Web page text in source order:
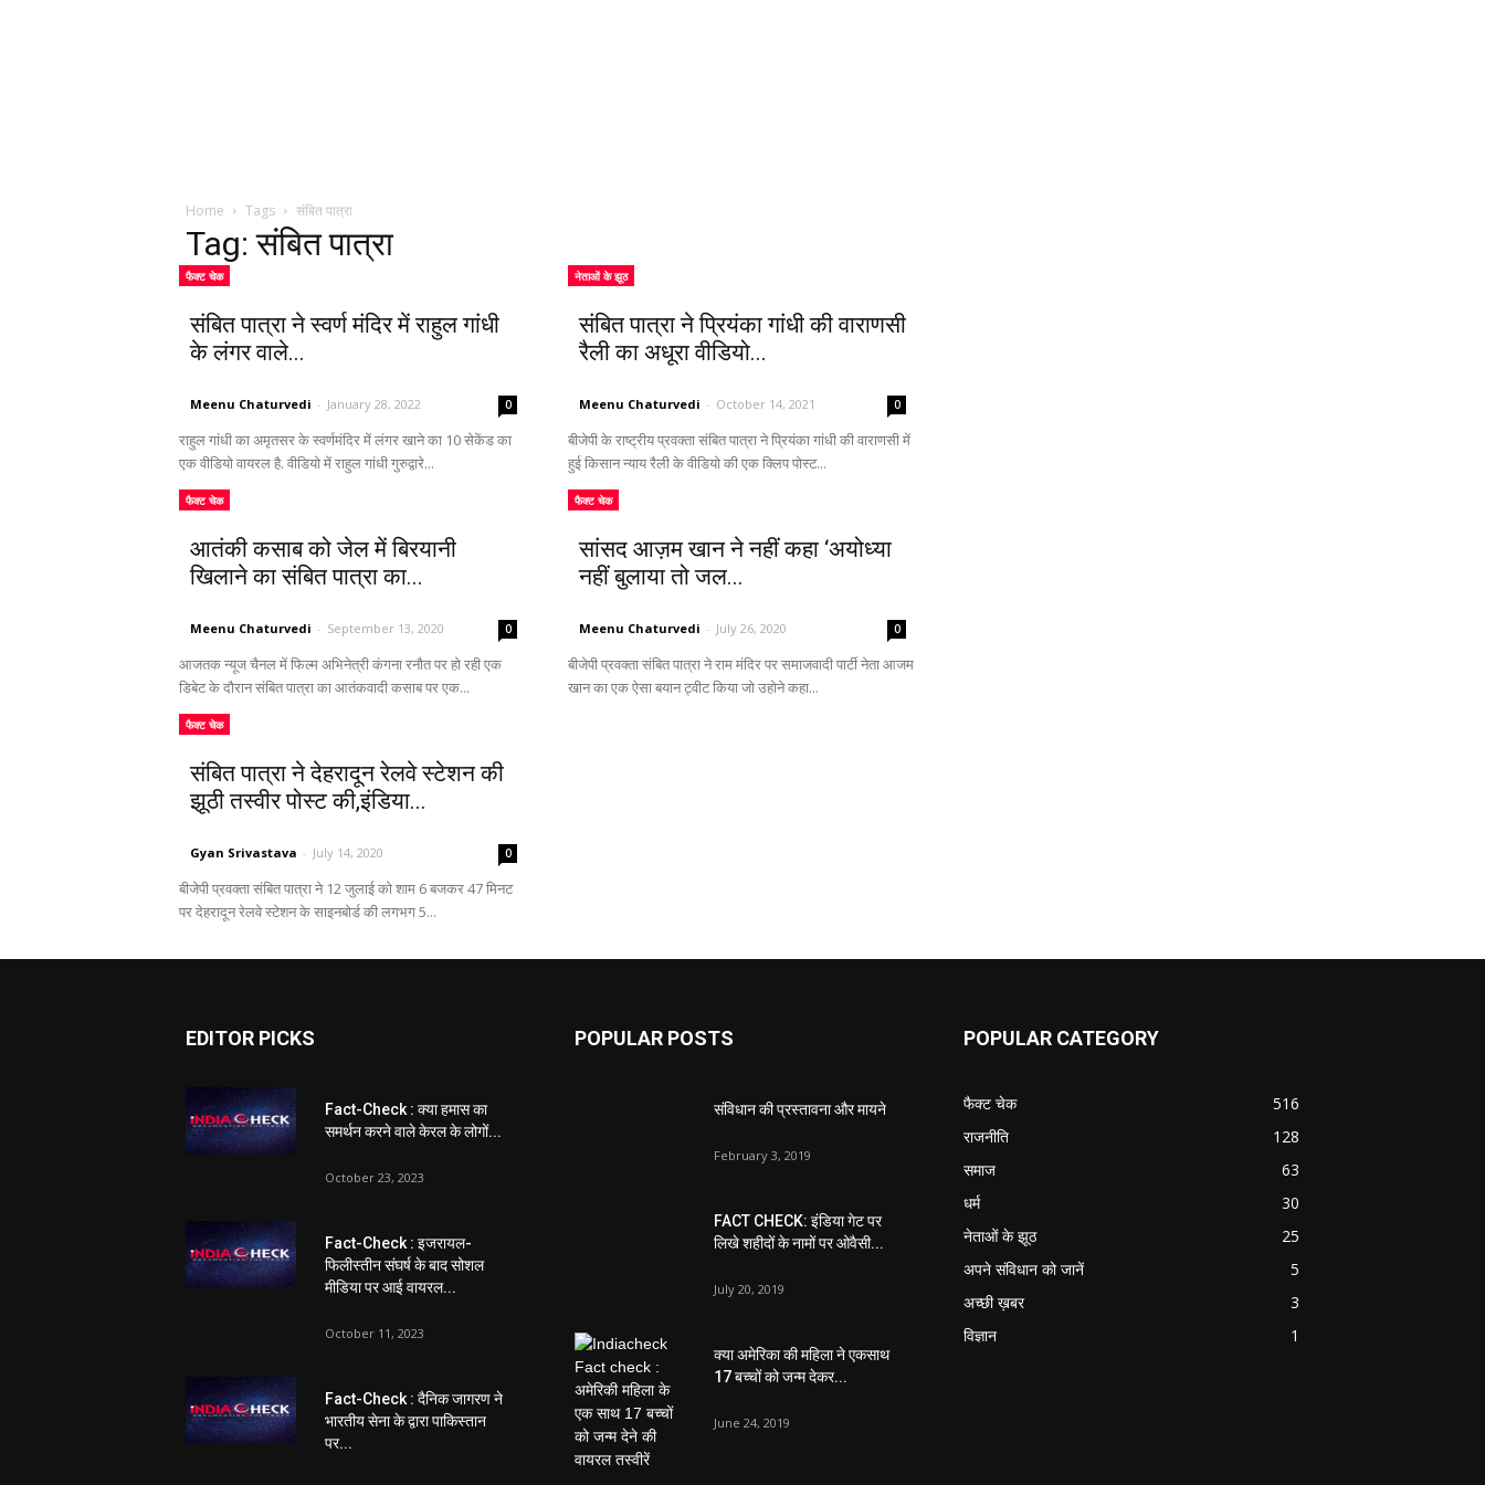
Home Tags संबित पात्रा
Tag: संबित पात्रा
फैक्ट चेक
संबित पात्रा ने स्वर्ण मंदिर में राहुल गांधी
के लंगर वाले...
Meenu Chaturvedi - January 28, 2022 0
राहुल गांधी का अमृतसर के स्वर्णमंदिर में लंगर खाने का 10 सेकेंड का
एक वीडियो वायरल है. वीडियो में राहुल गांधी गुरुद्वारे...
नेताओं के झूठ
संबित पात्रा ने प्रियंका गांधी की वाराणसी
रैली का अधूरा वीडियो...
Meenu Chaturvedi - October 14, 2021 0
बीजेपी के राष्ट्रीय प्रवक्ता संबित पात्रा ने प्रियंका गांधी की वाराणसी में
हुई किसान न्याय रैली के वीडियो की एक क्लिप पोस्ट...
फैक्ट चेक
आतंकी कसाब को जेल में बिरयानी
खिलाने का संबित पात्रा का...
Meenu Chaturvedi - September 13, 2020 0
आजतक न्यूज चैनल में फिल्म अभिनेत्री कंगना रनौत पर हो रही एक
डिबेट के दौरान संबित पात्रा का आतंकवादी कसाब पर एक...
फैक्ट चेक
सांसद आज़म खान ने नहीं कहा ‘अयोध्या
नहीं बुलाया तो जल...
Meenu Chaturvedi - July 26, 2020 0
बीजेपी प्रवक्ता संबित पात्रा ने राम मंदिर पर समाजवादी पार्टी नेता आजम
खान का एक ऐसा बयान ट्वीट किया जो उहोने कहा...
फैक्ट चेक
संबित पात्रा ने देहरादून रेलवे स्टेशन की
झूठी तस्वीर पोस्ट की,इंडिया...
Gyan Srivastava - July 14, 2020 0
बीजेपी प्रवक्ता संबित पात्रा ने 12 जुलाई को शाम 6 बजकर 47 मिनट
पर देहरादून रेलवे स्टेशन के साइनबोर्ड की लगभग 5...
EDITOR PICKS
Fact-Check : क्या हमास का
समर्थन करने वाले केरल के लोगों...
October 23, 2023
Fact-Check : इजरायल-
फिलीस्तीन संघर्ष के बाद सोशल
मीडिया पर आई वायरल...
October 11, 2023
Fact-Check : दैनिक जागरण ने
भारतीय सेना के द्वारा पाकिस्तान
पर...
POPULAR POSTS
संविधान की प्रस्तावना और मायने
February 3, 2019
FACT CHECK: इंडिया गेट पर
लिखे शहीदों के नामों पर ओवैसी...
July 20, 2019
क्या अमेरिका की महिला ने एकसाथ
17 बच्चों को जन्म देकर...
June 24, 2019
POPULAR CATEGORY
फैक्ट चेक
516
राजनीति
128
समाज
63
धर्म
30
नेताओं के झूठ
25
अपने संविधान को जानें
5
अच्छी ख़बर
3
विज्ञान
1